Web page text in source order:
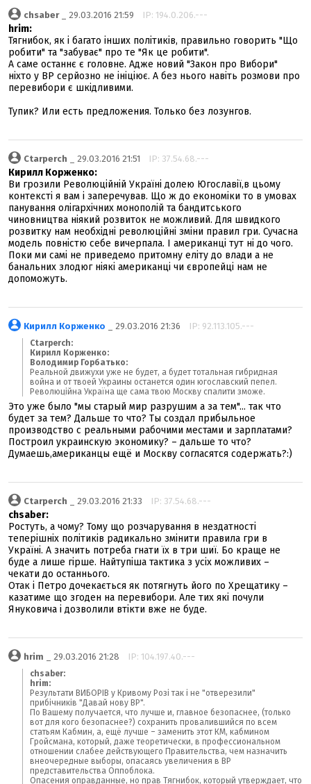
chsaber_ 29.03.2016 21:59 IP: 194.0.206.---
hrim:
Тягнибок, як і багато інших політиків, правильно говорить "Що
робити" та "забуває" про те "Як це робити".
А саме останнє є головне. Адже новий "Закон про Вибори"
ніхто у ВР серйозно не ініціює. А без нього навіть розмови про
перевибори є шкідливими.
Тупик? Или есть предложения. Только без лозунгов.
Ctarperch _ 29.03.2016 21:51 IP: 37.54.68.---
Кирилл Корженко:
Ви грозили Революційній Україні долею Югославії,в цьому
контексті я вам і заперечував. Що ж до економіки то в умовах
панування олігархічних монополій та бандитського
чиновництва ніякий розвиток не можливий. Для швидкого
розвитку нам необхідні революційні зміни правил гри. Сучасна
модель повністю себе вичерпала. І американці тут ні до чого.
Поки ми самі не приведемо притомну еліту до влади а не
банальних злодюг ніякі американці чи європейці нам не
допоможуть.
Кирилл Корженко _ 29.03.2016 21:36 IP: 92.113.105.---
Ctarperch:
Кирилл Корженко:
Володимир Горбатько:
Реальной движухи уже не будет, а будет тотальная гибридная
война и от твоей Украины останется один югославский пепел.
Революційна Україна ще сама твою Москву спалити зможе.
Это уже было "мы старый мир разрушим а за тем"... так что
будет за тем? Дальше то что? Ты создал прибыльное
производство с реальными рабочими местами и зарплатами?
Построил украинскую экономику? – дальше то что?
Думаешь,американцы ещё и Москву согласятся содержать?:)
Ctarperch _ 29.03.2016 21:33 IP: 37.54.68.---
chsaber:
Ростуть, а чому? Тому що розчарування в нездатності
теперішніх політиків радикально змінити правила гри в
Україні. А значить потреба гнати їх в три шиї. Бо краще не
буде а лише гірше. Найтупіша тактика з усіх можливих –
чекати до останнього.
Отак і Петро дочекається як потягнуть його по Хрещатику –
казатиме що згоден на перевибори. Але тих які почули
Януковича і дозволили втікти вже не буде.
hrim _ 29.03.2016 21:28 IP: 104.197.40.---
chsaber:
hrim:
Результати ВИБОРІВ у Кривому Розі так і не "отверезили"
прибічників "Давай нову ВР".
По Вашему получается, что лучше и, главное безопаснее, (только
вот для кого безопаснее?) сохранить провалившийся по всем
статьям Кабмин, а, ещё лучше – заменить этот КМ, кабмином
Гройсмана, который, даже теоретически, в профессиональном
отношении слабее действующего Правительства, чем назначить
внеочередные выборы, опасаясь увеличения в ВР
представительства Оппоблока.
Опасения оправданные, но прав Тягнибок, который утверждает, что